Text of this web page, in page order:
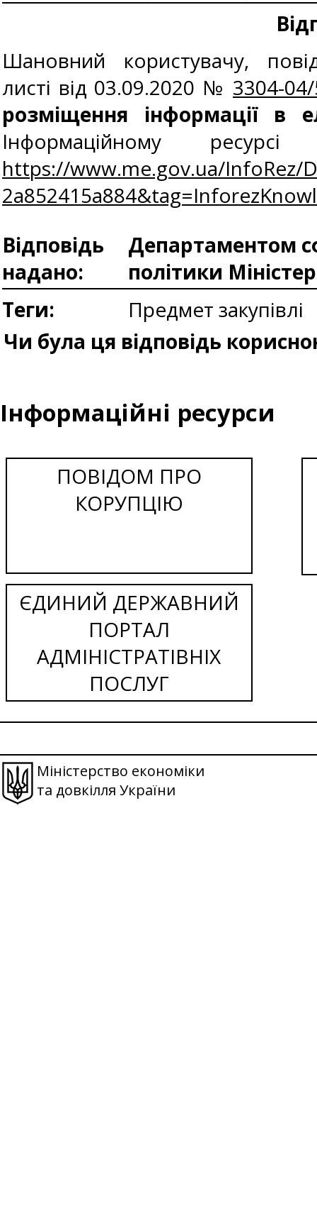
Шановний користувачу,
листі від 03.09.2020 № 3304-
розміщення інформації в
Інформаційному
https://www.me.gov.ua/InfoRez/
Відповідь
надано:
Департаментом
політики
Теги:
Предмет закупівлі
Чи була ця відповідь
Інформаційні ресурси
ПОВІДОМ ПРО
КОРУПЦІЮ
ЄДИНИЙ ДЕРЖАВНИЙ
ПОРТАЛ
АДМІНІСТРАТІВНІХ
ПОСЛУГ
Міністерство економіки
та довкілля України